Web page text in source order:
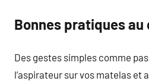
Bonnes pratiques
Des gestes simples comme
l’aspirateur sur vos matelas et